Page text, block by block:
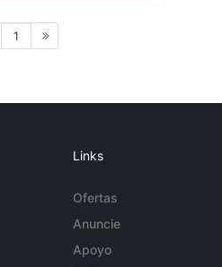
1
Links
Ofertas
Anuncie
Apoyo